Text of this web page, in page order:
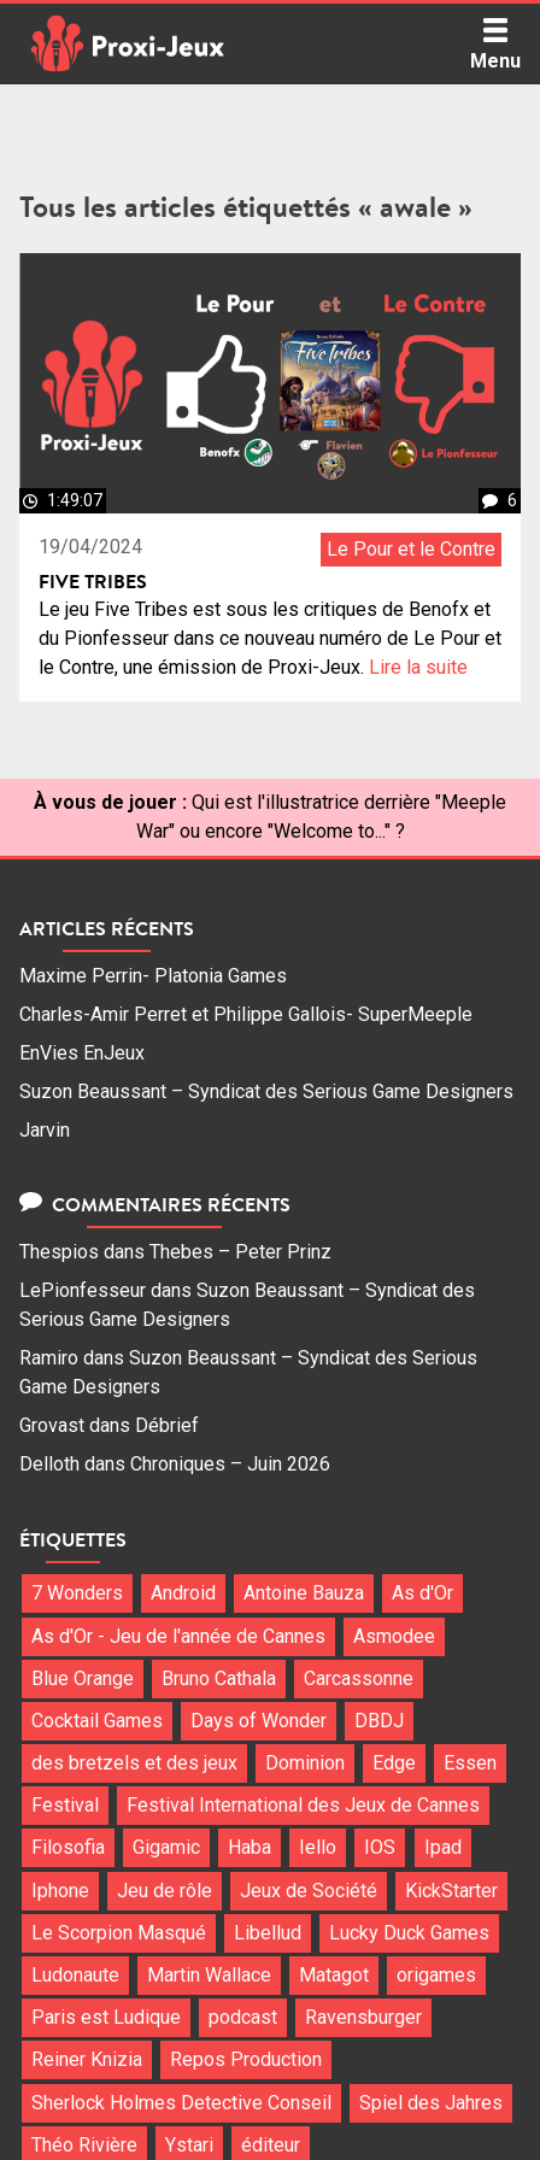
content
Menu
Tous les articles étiquettés « awale »
1:49:07 6
19/04/2024 Le Pour et le Contre
FIVE TRIBES
Le jeu Five Tribes est sous les critiques de Benofx et
du Pionfesseur dans ce nouveau numéro de Le Pour et
le Contre, une émission de Proxi-Jeux. Lire la suite
À vous de jouer : Qui est l'illustratrice derrière "Meeple
War" ou encore "Welcome to..." ?
ARTICLES RÉCENTS
Maxime Perrin- Platonia Games
Charles-Amir Perret et Philippe Gallois- SuperMeeple
EnVies EnJeux
Suzon Beaussant – Syndicat des Serious Game Designers
Jarvin
COMMENTAIRES RÉCENTS
Thespios dans Thebes – Peter Prinz
LePionfesseur dans Suzon Beaussant – Syndicat des
Serious Game Designers
Ramiro dans Suzon Beaussant – Syndicat des Serious
Game Designers
Grovast dans Débrief
Delloth dans Chroniques – Juin 2026
ÉTIQUETTES
7 Wonders Android Antoine Bauza
As d'Or
As d'Or - Jeu de l'année de Cannes
Asmodee
Blue Orange
Bruno Cathala
Carcassonne
Cocktail Games
Days of Wonder
DBDJ
des bretzels et des jeux
Dominion Edge
Essen
Festival
Festival International des Jeux de Cannes
Filosofia
Gigamic Haba Iello IOS
Ipad
Iphone
Jeu de rôle Jeux de Société
KickStarter
Le Scorpion Masqué
Libellud
Lucky Duck Games
Ludonaute
Martin Wallace Matagot
origames
Paris est Ludique
podcast
Ravensburger
Reiner Knizia
Repos Production
Sherlock Holmes Detective Conseil
Spiel des Jahres
Théo Rivière
Ystari éditeur